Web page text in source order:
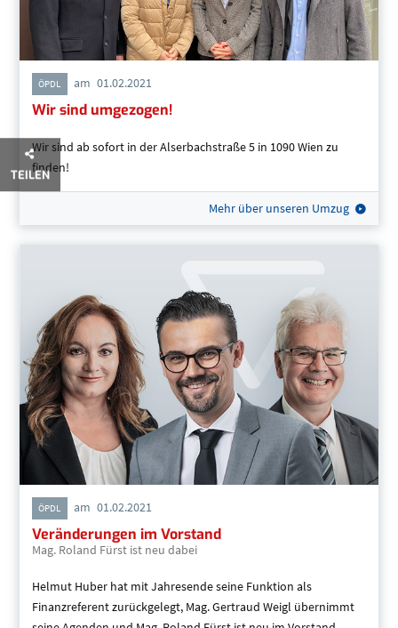
ÖPDL am 01.02.2021
Wir sind umgezogen!
Wir sind ab sofort in der Alserbachstraße 5 in 1090 Wien zu
finden!
Mehr über unseren Umzug
ÖPDL am 01.02.2021
Veränderungen im Vorstand
Mag. Roland Fürst ist neu dabei
Helmut Huber hat mit Jahresende seine Funktion als
Finanzreferent zurückgelegt, Mag. Gertraud Weigl übernimmt
TEILEN